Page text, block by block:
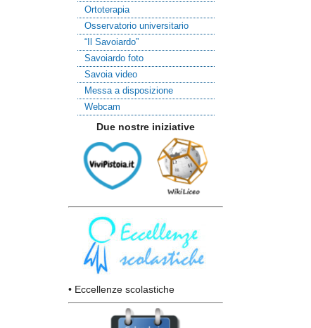
Ortoterapia
Osservatorio universitario
“Il Savoiardo”
Savoiardo foto
Savoia video
Messa a disposizione
Webcam
Due nostre iniziative
• Eccellenze scolastiche